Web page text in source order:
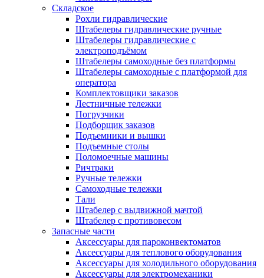
Складское
Рохли гидравлические
Штабелеры гидравлические ручные
Штабелеры гидравлические с
электроподъёмом
Штабелеры самоходные без платформы
Штабелеры самоходные с платформой для
оператора
Комплектовщики заказов
Лестничные тележки
Погрузчики
Подборщик заказов
Подъемники и вышки
Подъемные столы
Поломоечные машины
Ричтраки
Ручные тележки
Самоходные тележки
Тали
Штабелер с выдвижной мачтой
Штабелер с противовесом
Запасные части
Аксессуары для пароконвектоматов
Аксессуары для теплового оборудования
Аксессуары для холодильного оборудования
Аксессуары для электромеханики